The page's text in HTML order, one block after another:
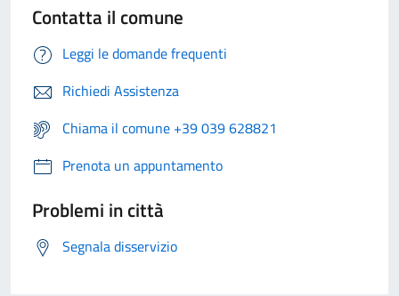
Contatta il comune
Leggi le domande frequenti
Richiedi Assistenza
Chiama il comune +39 039 628821
Prenota un appuntamento
Problemi in città
Segnala disservizio